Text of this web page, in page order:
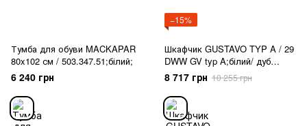
Тумба для обуви MACKAPAR
80x102 см / 503.347.51;білий;
6 240 грн
−15%
Шкафчик GUSTAVO TYP A / 29
DWW GV typ A;білий/ дуб
велінгтон;
8 717 грн 10 255 грн